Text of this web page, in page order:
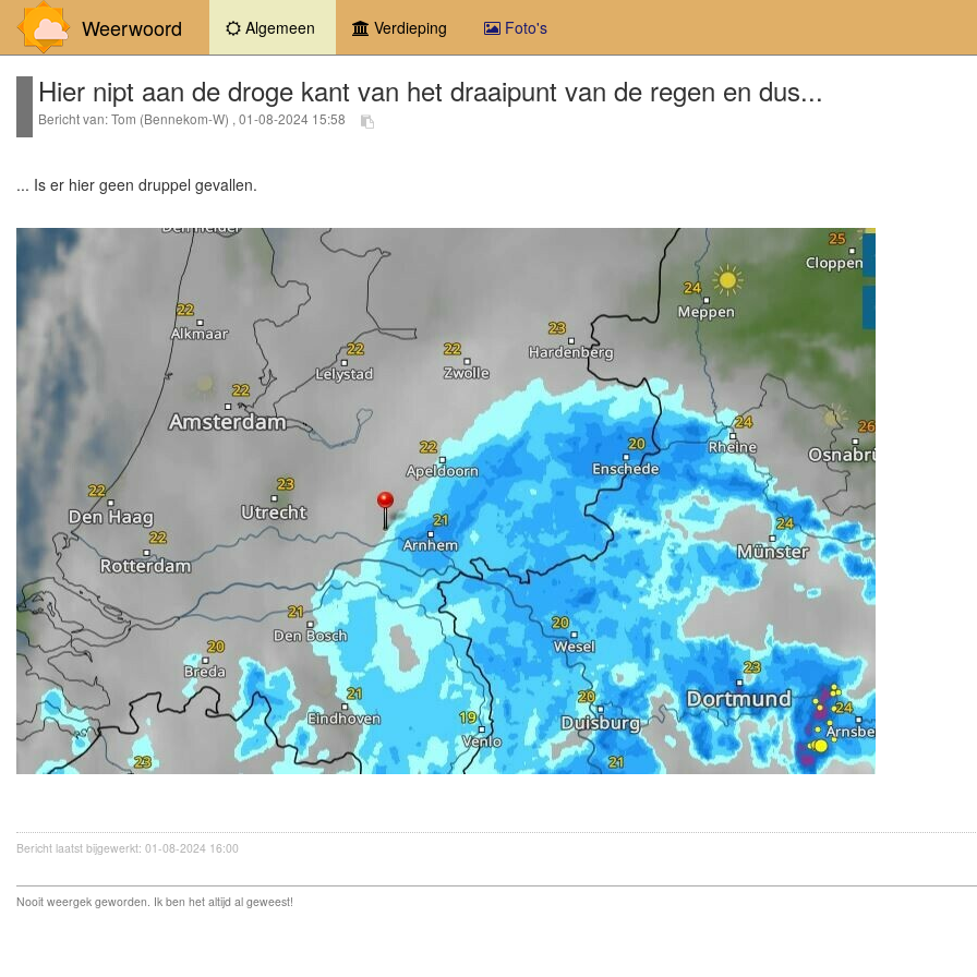
Weerwoord Algemeen (current)Verdieping Foto's
Hier nipt aan de droge kant van het draaipunt van de regen en dus...
Bericht van: Tom (Bennekom-W) , 01-08-2024 15:58
... Is er hier geen druppel gevallen.
Bericht laatst bijgewerkt: 01-08-2024 16:00
Nooit weergek geworden. Ik ben het altijd al geweest!